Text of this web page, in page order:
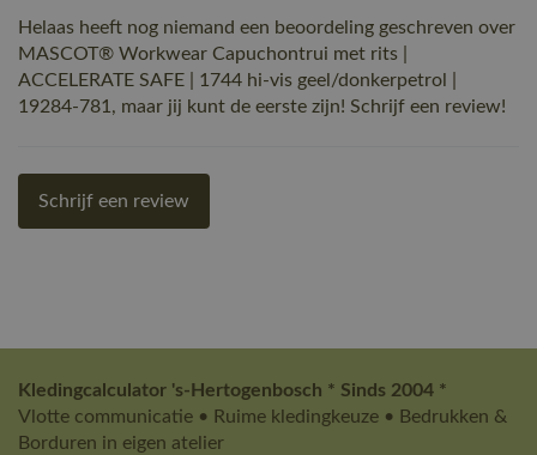
Helaas heeft nog niemand een beoordeling geschreven over
MASCOT® Workwear Capuchontrui met rits |
ACCELERATE SAFE | 1744 hi-vis geel/donkerpetrol |
19284-781, maar jij kunt de eerste zijn! Schrijf een review!
Schrijf een review
Kledingcalculator 's-Hertogenbosch * Sinds 2004 *
Vlotte communicatie • Ruime kledingkeuze • Bedrukken &
Borduren in eigen atelier